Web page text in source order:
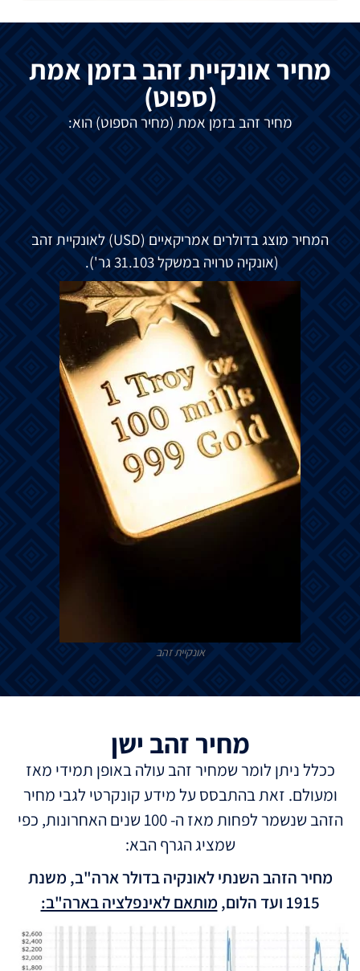
מחיר אונקיית זהב בזמן אמת
(ספוט)
מחיר זהב בזמן אמת (מחיר הספוט) הוא:
המחיר מוצג בדולרים אמריקאיים (USD) לאונקיית זהב
(אונקיה טרויה במשקל 31.103 גר').
אונקיית זהב
מחיר זהב ישן
ככלל ניתן לומר שמחיר זהב עולה באופן תמידי מאז
ומעולם. זאת בהתבסס על מידע קונקרטי לגבי מחיר
הזהב שנשמר לפחות מאז ה- 100 שנים האחרונות, כפי
שמציג הגרף הבא:
מחיר הזהב השנתי לאונקיה בדולר ארה"ב, משנת
1915 ועד הלום,
מותאם לאינפלציה בארה"ב: